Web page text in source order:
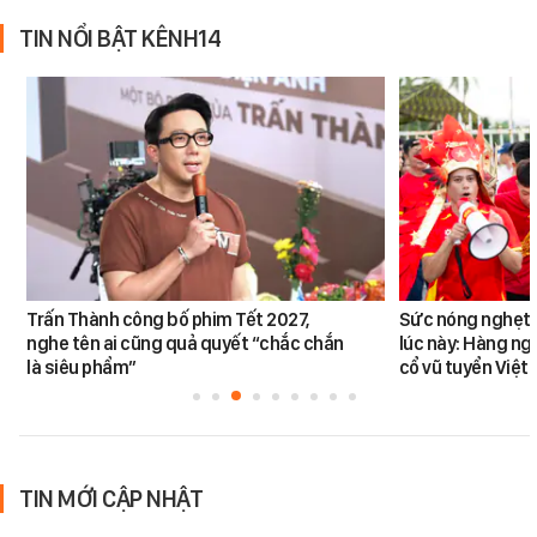
TIN NỔI BẬT KÊNH14
Trấn Thành công bố phim Tết 2027,
nghe tên ai cũng quả quyết “chắc chắn
là siêu phẩm”
Sức nóng nghẹt
lúc này: Hàng
cổ vũ tuyển
TIN MỚI CẬP NHẬT